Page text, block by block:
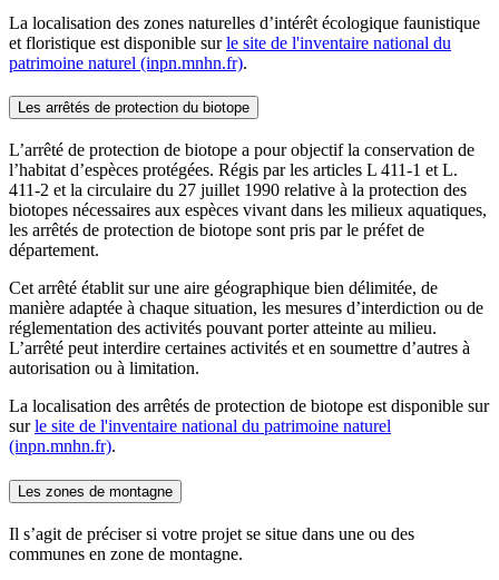
La localisation des zones naturelles d’intérêt écologique faunistique
et floristique est disponible surle site de l'inventaire national du
patrimoine naturel (inpn.mnhn.fr).
Les arrêtés de protection du biotope
L’arrêté de protection de biotope a pour objectif la conservation de
l’habitat d’espèces protégées. Régis par les articles L 411-1 et L.
411-2 et la circulaire du 27 juillet 1990 relative à la protection des
biotopes nécessaires aux espèces vivant dans les milieux aquatiques,
les arrêtés de protection de biotope sont pris par le préfet de
département.
Cet arrêté établit sur une aire géographique bien délimitée, de
manière adaptée à chaque situation, les mesures d’interdiction ou de
réglementation des activités pouvant porter atteinte au milieu.
L’arrêté peut interdire certaines activités et en soumettre d’autres à
autorisation ou à limitation.
La localisation des arrêtés de protection de biotope est disponible sur
surle site de l'inventaire national du patrimoine naturel
(inpn.mnhn.fr).
Les zones de montagne
Il s’agit de préciser si votre projet se situe dans une ou des
communes en zone de montagne.